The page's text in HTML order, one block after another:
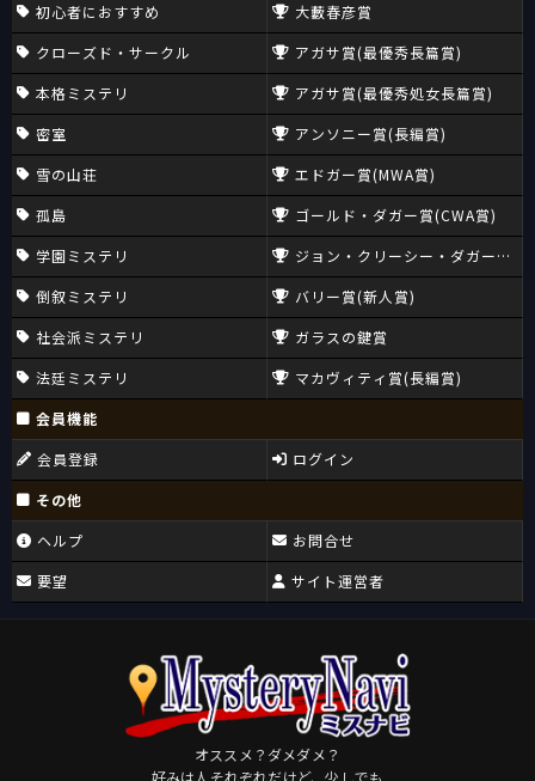
初心者におすすめ
クローズド・サークル
本格ミステリ
密室
雪の山荘
孤島
学園ミステリ
倒叙ミステリ
社会派ミステリ
法廷ミステリ
大藪春彦賞
アガサ賞(最優秀長篇賞)
アガサ賞(最優秀処女長篇賞)
アンソニー賞(長編賞)
エドガー賞(MWA賞)
ゴールド・ダガー賞(CWA賞)
ジョン・クリーシー・ダガー賞
バリー賞(新人賞)
ガラスの鍵賞
マカヴィティ賞(長編賞)
会員機能
会員登録
ログイン
その他
ヘルプ
要望
お問合せ
サイト運営者
オススメ？ダメダメ？